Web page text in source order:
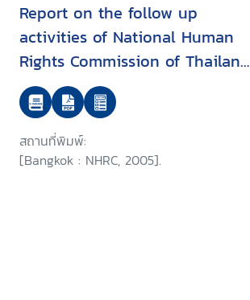
Report on the follow up
activities of National Human
Rights Commission of Thailand
on the APF-Brookings/Bern
project on internally displaced
persons
สถานที่พิมพ์:
[Bangkok : NHRC, 2005].